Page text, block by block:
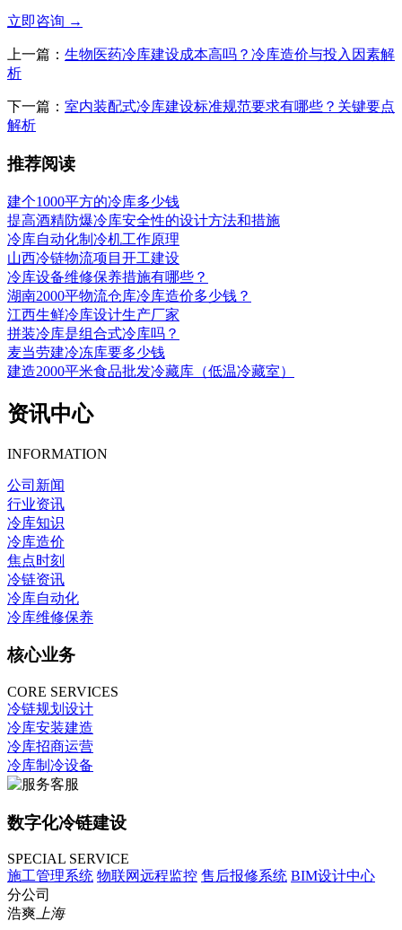
立即咨询 →
上一篇： 生物医药冷库建设成本高吗？冷库造价与投入因素解
析
下一篇： 室内装配式冷库建设标准规范要求有哪些？关键要点
解析
推荐阅读
建个1000平方的冷库多少钱
提高酒精防爆冷库安全性的设计方法和措施
冷库自动化制冷机工作原理
山西冷链物流项目开工建设
冷库设备维修保养措施有哪些？
湖南2000平物流仓库冷库造价多少钱？
江西生鲜冷库设计生产厂家
拼装冷库是组合式冷库吗？
麦当劳建冷冻库要多少钱
建造2000平米食品批发冷藏库（低温冷藏室）
资讯中心
INFORMATION
公司新闻
行业资讯
冷库知识
冷库造价
焦点时刻
冷链资讯
冷库自动化
冷库维修保养
核心业务
CORE SERVICES
冷链规划设计
冷库安装建造
冷库招商运营
冷库制冷设备
数字化冷链建设
SPECIAL SERVICE
施工管理系统 物联网远程监控 售后报修系统 BIM设计中心
分公司
浩爽上海